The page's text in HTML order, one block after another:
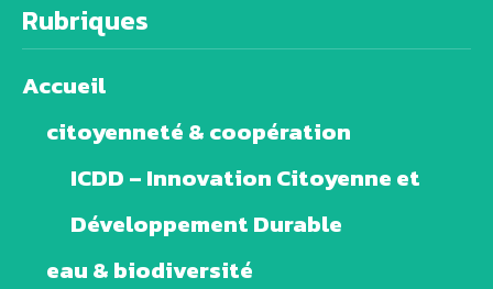
Rubriques
Accueil
citoyenneté & coopération
ICDD – Innovation Citoyenne et
Développement Durable
eau & biodiversité